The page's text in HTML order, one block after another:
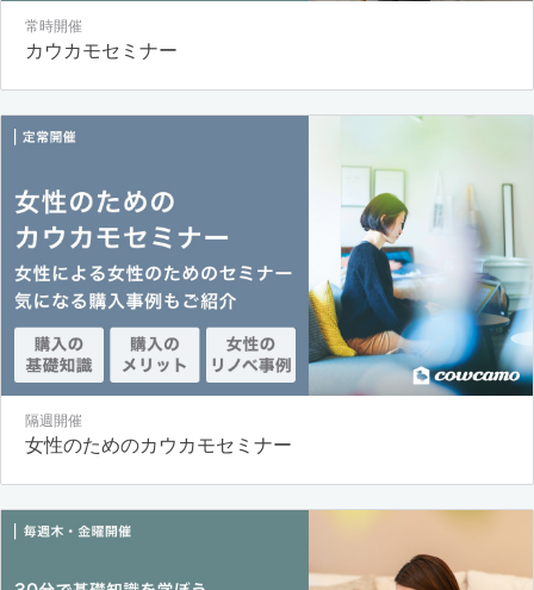
常時開催
カウカモセミナー
隔週開催
女性のためのカウカモセミナー